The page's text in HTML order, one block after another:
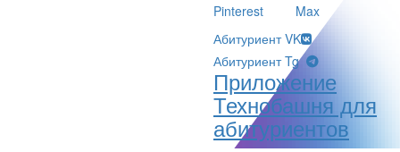
Pinterest
Max
Абитуриент VK
Абитуриент Tg
Приложение
Технобашня для
абитуриентов